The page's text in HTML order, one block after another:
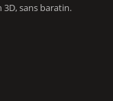
sans baratin.